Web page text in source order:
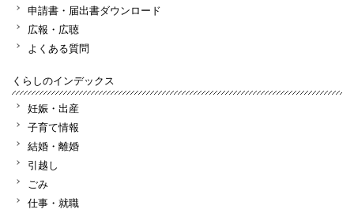
申請書・届出書ダウンロード
広報・広聴
よくある質問
くらしのインデックス
妊娠・出産
子育て情報
結婚・離婚
引越し
ごみ
仕事・就職